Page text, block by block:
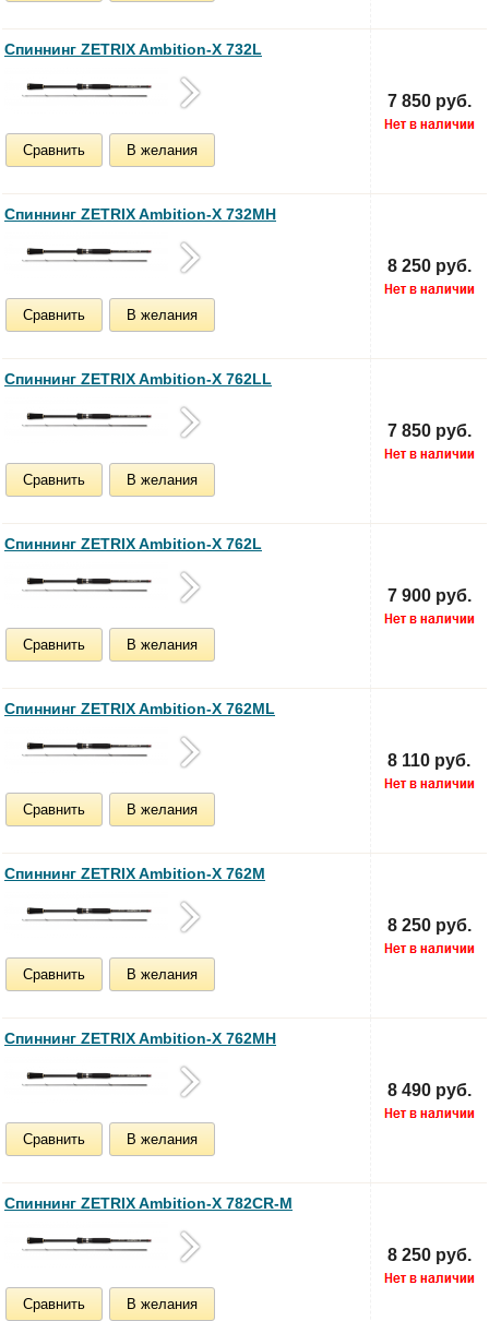
Спиннинг ZETRIX Ambition-X 732L
Сравнить В желания
7 850 руб.
Спиннинг ZETRIX Ambition-X 732MH
Сравнить В желания
8 250 руб.
Спиннинг ZETRIX Ambition-X 762LL
Сравнить В желания
7 850 руб.
Спиннинг ZETRIX Ambition-X 762L
Сравнить В желания
7 900 руб.
Спиннинг ZETRIX Ambition-X 762ML
Сравнить В желания
8 110 руб.
Спиннинг ZETRIX Ambition-X 762M
Сравнить В желания
8 250 руб.
Спиннинг ZETRIX Ambition-X 762MH
Сравнить В желания
8 490 руб.
Спиннинг ZETRIX Ambition-X 782CR-M
Сравнить В желания
8 250 руб.